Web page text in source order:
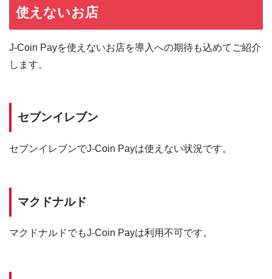
使えないお店
J-Coin Payを使えないお店を導入への期待も込めてご紹介
します。
セブンイレブン
セブンイレブンでJ-Coin Payは使えない状況です。
マクドナルド
マクドナルドでもJ-Coin Payは利用不可です。